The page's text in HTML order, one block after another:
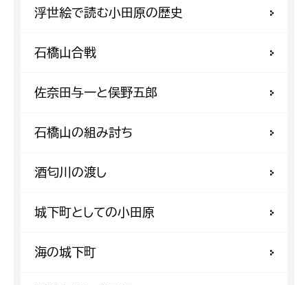
浮世絵で読む小田原の歴史
石橋山合戦
佐奈田与一と俣野五郎
石橋山の組み討ち
酒匂川の渡し
城下町としての小田原
海の城下町